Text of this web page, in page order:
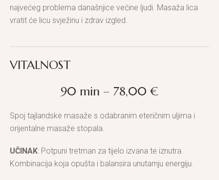
najvećeg problema današnjice većine ljudi. Masaža lica
vratit će licu svježinu i zdrav izgled.
VITALNOST
90 min – 78,00 €
Spoj tajlandske masaže s odabranim eteričnim uljima i
orijentalne masaže stopala.
UČINAK: Potpuni tretman za tijelo izvana te iznutra.
Kombinacija koja opušta i balansira unutarnju energiju.